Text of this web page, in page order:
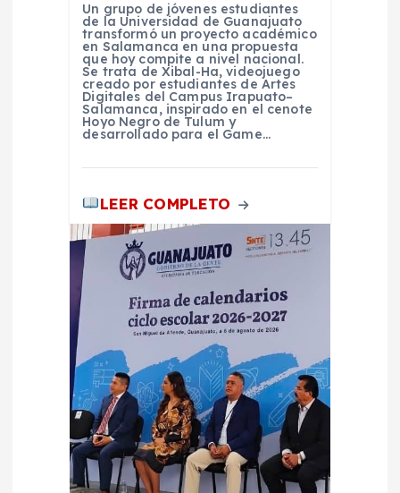
Un grupo de jóvenes estudiantes
de la Universidad de Guanajuato
transformó un proyecto académico
en Salamanca en una propuesta
que hoy compite a nivel nacional.
Se trata de Xibal-Ha, videojuego
creado por estudiantes de Artes
Digitales del Campus Irapuato–
Salamanca, inspirado en el cenote
Hoyo Negro de Tulum y
desarrollado para el Game…
LEER COMPLETO